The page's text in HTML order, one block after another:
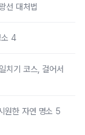
선 대처법
소 4
치기 코스, 걸어서
원한 자연 명소 5